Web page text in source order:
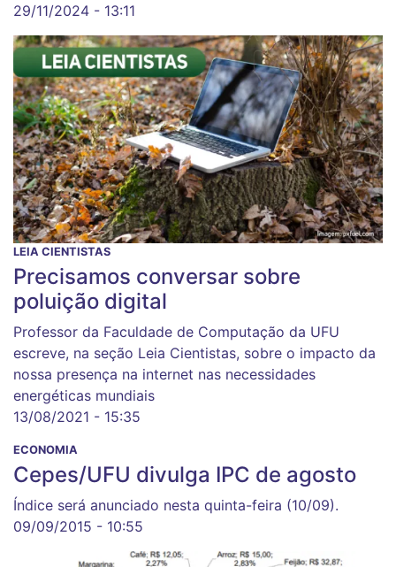
29/11/2024 - 13:11
LEIA CIENTISTAS
Precisamos conversar sobre
poluição digital
Professor da Faculdade de Computação da UFU
escreve, na seção Leia Cientistas, sobre o impacto da
nossa presença na internet nas necessidades
energéticas mundiais
13/08/2021 - 15:35
ECONOMIA
Cepes/UFU divulga IPC de agosto
Índice será anunciado nesta quinta-feira (10/09).
09/09/2015 - 10:55